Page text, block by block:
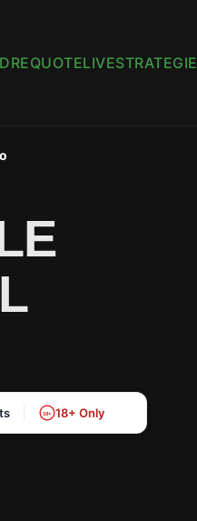
QUOTELIVESTRATEGIE
18+ 18+ Only